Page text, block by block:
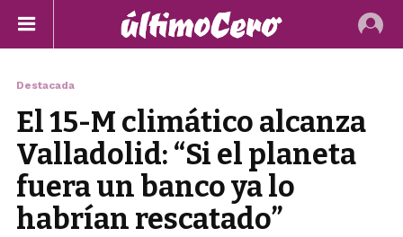
Destacada
El 15-M climático alcanza
Valladolid: “Si el planeta
fuera un banco ya lo
habrían rescatado”